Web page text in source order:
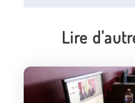
Lire